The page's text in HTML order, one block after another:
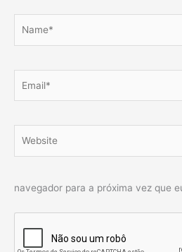
navegador para a próxima vez que